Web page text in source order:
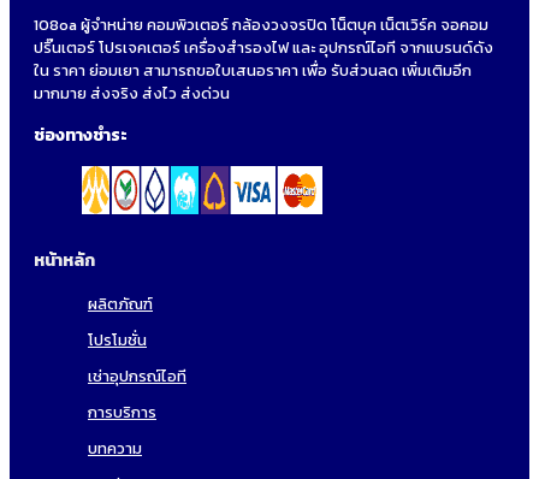
108oa ผู้จำหน่าย คอมพิวเตอร์ กล้องวงจรปิด โน็ตบุค เน็ตเวิร์ค จอคอม
ปริ๊นเตอร์ โปรเจคเตอร์ เครื่องสำรองไฟ และ อุปกรณ์ไอที จากแบรนด์ดัง
ใน ราคา ย่อมเยา สามารถขอใบเสนอราคา เพื่อ รับส่วนลด เพิ่มเติมอีก
มากมาย ส่งจริง ส่งไว ส่งด่วน
ช่องทางชำระ
หน้าหลัก
ผลิตภัณฑ์
โปรโมชั่น
เช่าอุปกรณ์ไอที
การบริการ
บทความ